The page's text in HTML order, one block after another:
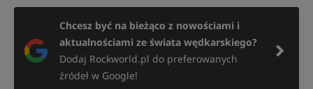
Chcesz być na bieżąco z nowościami i
aktualnościami ze świata wędkarskiego?
Dodaj Rockworld.pl do preferowanych
źródeł w Google!